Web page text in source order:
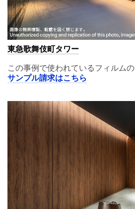
東急歌舞伎町タワー
この事例で使われているフィルムの
サンプル請求はこちら